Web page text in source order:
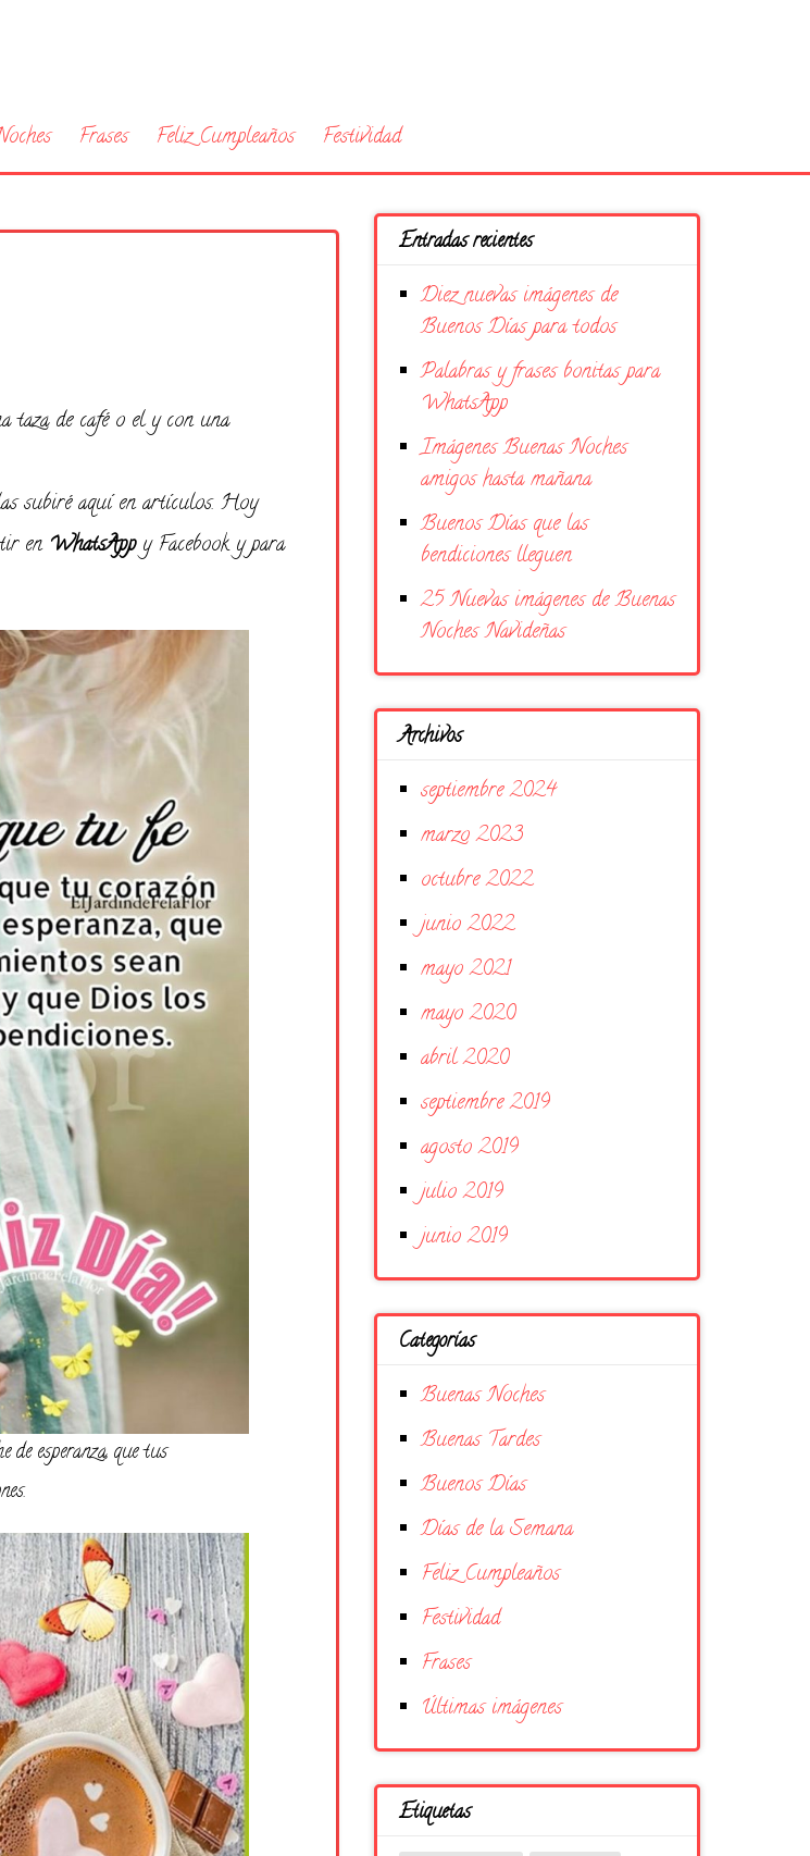
Frases Feliz Cumpleaños Festividad
taza de café o el y con una
subiré aquí en artículos. Hoy
en WhatsAppy Facebook y para
de esperanza, que tus
Entradas recientes
Diez nuevas imágenes de
Buenos Días para todos
Palabras y frases bonitas para
WhatsApp
Imágenes Buenas Noches
amigos hasta mañana
Buenos Días que las
bendiciones lleguen
25 Nuevas imágenes de Buenas
Noches Navideñas
Archivos
septiembre 2024
marzo 2023
octubre 2022
junio 2022
mayo 2021
mayo 2020
abril 2020
septiembre 2019
agosto 2019
julio 2019
junio 2019
Categorías
Buenas Noches
Buenas Tardes
Buenos Días
Días de la Semana
Feliz Cumpleaños
Festividad
Frases
Últimas imágenes
Etiquetas